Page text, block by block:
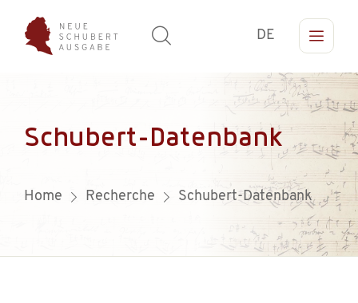
DE
Schubert-Datenbank
Home Recherche Schubert-Datenbank